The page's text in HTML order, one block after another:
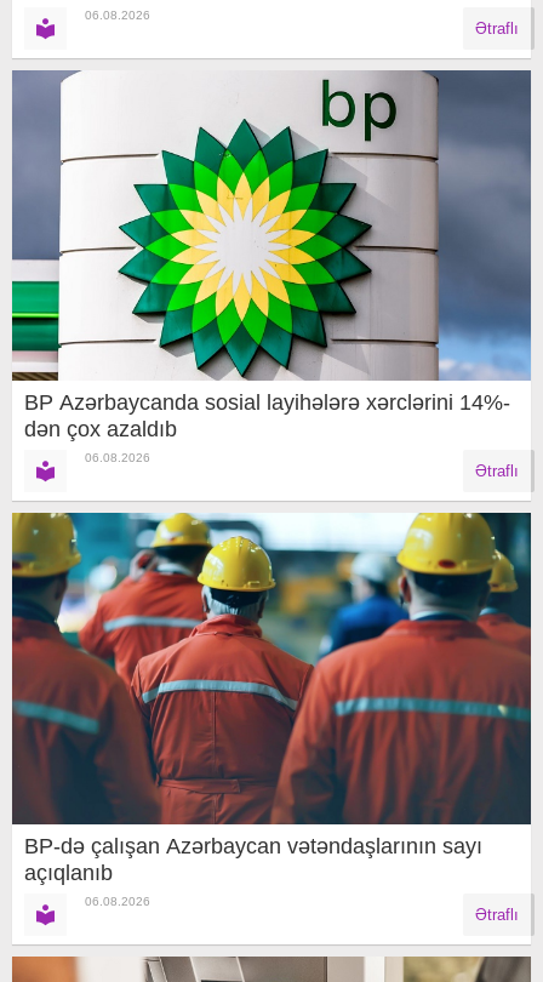
06.08.2026
Ətraflı
BP Azərbaycanda sosial layihələrə xərclərini 14%-
dən çox azaldıb
06.08.2026
Ətraflı
BP-də çalışan Azərbaycan vətəndaşlarının sayı
açıqlanıb
06.08.2026
Ətraflı